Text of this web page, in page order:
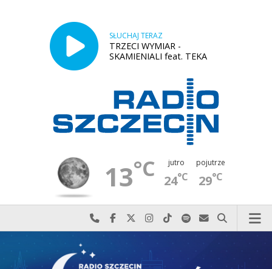
SŁUCHAJ TERAZ
TRZECI WYMIAR -
SKAMIENIALI feat. TEKA
13°C jutro
24°C
pojutrze
29°C
Najlepiej po prostu do nas zadzwoń
Odwiedź nas na Facebook-u
Odwiedź nas na X
Odwiedź nas na Instagram-ie
Odwiedź nas na TikTok-u
Szukaj nas na Spotify
Wyślij do nas
Szukaj